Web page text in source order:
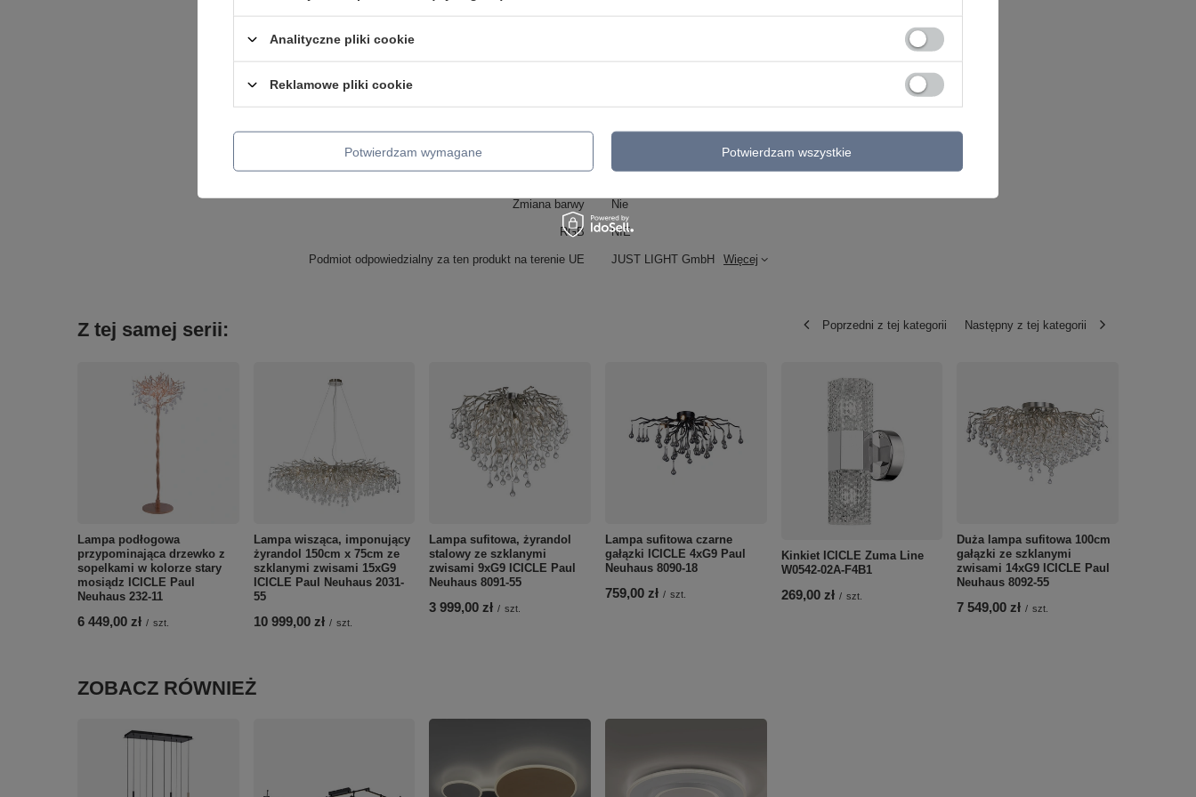
Podmiot odpowiedzialny za ten produkt na terenie UE JUST LIGHT GmbH Więcej
Zmiana barwy Nie
RGB NIE
Z tej samej serii: Poprzedni z tej kategorii Następny z tej kategorii
Lampa podłogowa
przypominająca drzewko z
sopelkami w kolorze stary
mosiądz ICICLE Paul
Neuhaus 232-11
6 449,00 zł / szt.
Lampa wisząca, imponujący
żyrandol 150cm x 75cm ze
szklanymi zwisami 15xG9
ICICLE Paul Neuhaus 2031-
55
10 999,00 zł / szt.
Lampa sufitowa, żyrandol
stalowy ze szklanymi
zwisami 9xG9 ICICLE Paul
Neuhaus 8091-55
3 999,00 zł / szt.
Lampa sufitowa czarne
gałązki ICICLE 4xG9 Paul
Neuhaus 8090-18
759,00 zł / szt.
Kinkiet ICICLE Zuma Line
W0542-02A-F4B1
269,00 zł / szt.
Duża lampa sufitowa 100cm
gałązki ze szklanymi
zwisami 14xG9 ICICLE Paul
Neuhaus 8092-55
7 549,00 zł / szt.
ZOBACZ RÓWNIEŻ
Analityczne pliki cookie
Reklamowe pliki cookie
Potwierdzam wymagane Potwierdzam wszystkie